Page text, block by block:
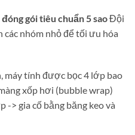
gói tiêu chuẩn 5 saoĐội
nhóm nhỏ để tối ưu hóa
máy tính được bọc 4 lớp bao
xốp hơi (bubble wrap)
-> gia cố bằng băng keo và